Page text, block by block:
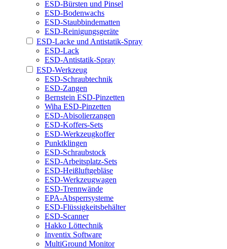
ESD-Bürsten und Pinsel
ESD-Bodenwachs
ESD-Staubbindematten
ESD-Reinigungsgeräte
ESD-Lacke und Antistatik-Spray
ESD-Lack
ESD-Antistatik-Spray
ESD-Werkzeug
ESD-Schraubtechnik
ESD-Zangen
Bernstein ESD-Pinzetten
Wiha ESD-Pinzetten
ESD-Abisolierzangen
ESD-Koffers-Sets
ESD-Werkzeugkoffer
Punktklingen
ESD-Schraubstock
ESD-Arbeitsplatz-Sets
ESD-Heißluftgebläse
ESD-Werkzeugwagen
ESD-Trennwände
EPA-Absperrsysteme
ESD-Flüssigkeitsbehälter
ESD-Scanner
Hakko Löttechnik
Inventix Software
MultiGround Monitor